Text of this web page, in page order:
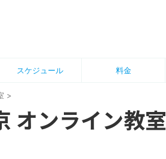
スケジュール 料金
>
オンライン教室